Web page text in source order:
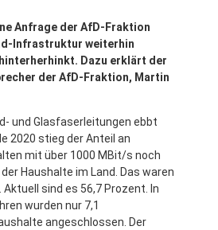
Anfrage der AfD-Fraktion
Infrastruktur weiterhin
Dazu erklärt der
der AfD-Fraktion, Martin
und Glasfaserleitungen ebbt
2020 stieg der Anteil an
mit über 1000 MBit/s noch
Haushalte im Land. Das waren
sind es 56,7 Prozent. In
wurden nur 7,1
angeschlossen. Der